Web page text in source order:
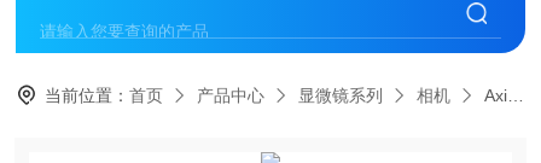
当前位置：首页 产品中心 显微镜系列 相机 Axiocam 203 mono单色显微镜相机